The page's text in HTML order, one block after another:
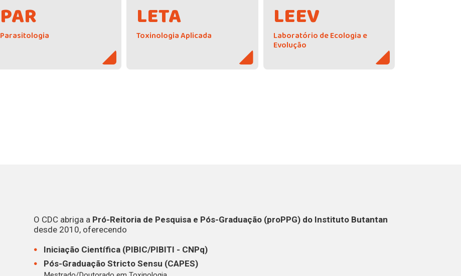
PAR
Parasitologia
LETA
Toxinologia Aplicada
LEEV
Laboratório de Ecologia e
Evolução
O CDC abriga a Pró-Reitoria de Pesquisa e Pós-Graduação (proPPG) do Instituto Butantan
desde 2010, oferecendo
Iniciação Científica (PIBIC/PIBITI - CNPq)
Pós-Graduação Stricto Sensu (CAPES)